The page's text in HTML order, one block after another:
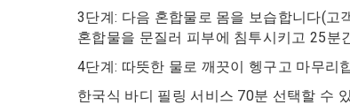
3단계: 다음 혼합물로 몸을 보습합니다(고
혼합물을 문질러 피부에 침투시키고 25분
4단계: 따뜻한 물로 깨끗이 헹구고 마무리
한국식 바디 필링 서비스 70분 선택할 수